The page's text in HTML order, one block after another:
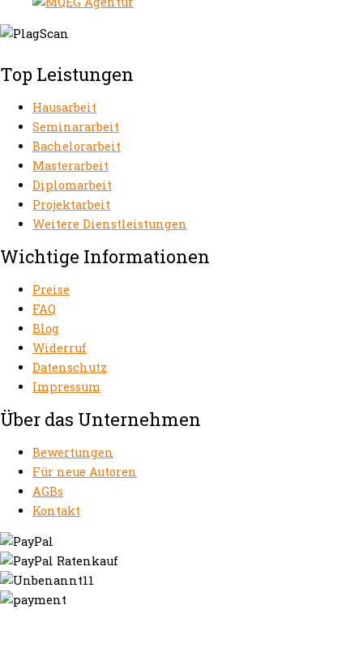
Top Leistungen
Hausarbeit
Seminararbeit
Bachelorarbeit
Masterarbeit
Diplomarbeit
Projektarbeit
Weitere Dienstleistungen
Wichtige Informationen
Preise
FAQ
Blog
Widerruf
Datenschutz
Impressum
Über das Unternehmen
Bewertungen
Für neue Autoren
AGBs
Kontakt